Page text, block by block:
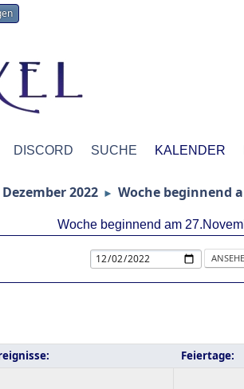
DISCORD SUCHE KALENDER
Dezember 2022 ► Woche beginnend
Woche beginnend am
Feiertage: